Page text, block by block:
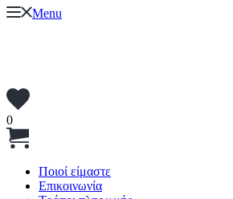
Menu
0
Ποιοί είμαστε
Επικοινωνία